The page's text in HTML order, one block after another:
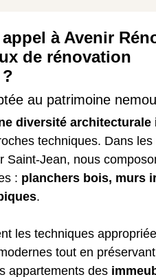
à Avenir
de rénovation
au patrimoine
diversité architecturale
techniques. Dans les
Saint-Jean, nous
: planchers bois, murs
.
les techniques
tout en
appartements des